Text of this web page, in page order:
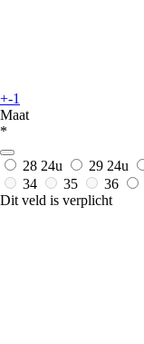
+-1
Maat
*
28 24u 29 24u
34
35 36
Dit veld is verplicht